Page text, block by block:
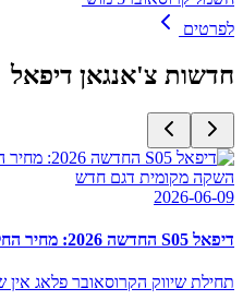
לפרטים
חדשות צ'אנגאן דיפאל
השקה מקומית דגם חדש
2026-06-09
דיפאל S05 החדשה 2026: מחיר החל מ- 154,990 ש"ח
תחילת שיווק הקרוסאובר פלאג אין